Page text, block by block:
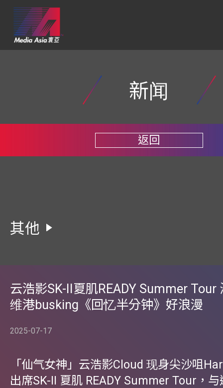
新闻
返回
其他
云浩影SK-II夏肌READY Summer Tour
维港busking《回忆半分钟》好浪漫
2025-07-17
「仙气女神」云浩影Cloud 现身尖沙咀
出席SK-II 夏肌 READY Summer Tour，